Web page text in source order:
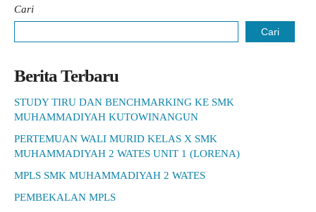
Cari
Cari
Berita Terbaru
STUDY TIRU DAN BENCHMARKING KE SMK
MUHAMMADIYAH KUTOWINANGUN
PERTEMUAN WALI MURID KELAS X SMK
MUHAMMADIYAH 2 WATES UNIT 1 (LORENA)
MPLS SMK MUHAMMADIYAH 2 WATES
PEMBEKALAN MPLS